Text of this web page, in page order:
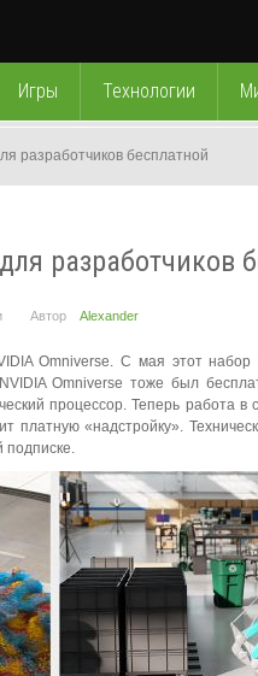
Игры Технологии
разработчиков бесплатной
разработчиков
Автор Alexander
Omniverse. С мая этот набор
Omniverse тоже был
процессор. Теперь работа
«надстройку».
подписке.